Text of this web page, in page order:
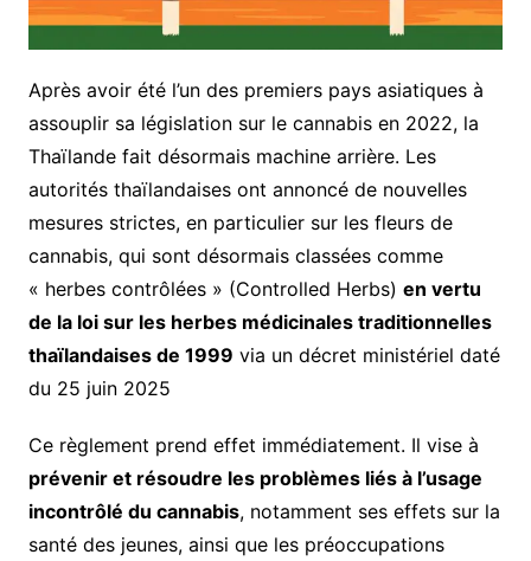
Après avoir été l’un des premiers pays asiatiques à
assouplir sa législation sur le cannabis en 2022, la
Thaïlande fait désormais machine arrière. Les
autorités thaïlandaises ont annoncé de nouvelles
mesures strictes, en particulier sur les fleurs de
cannabis, qui sont désormais classées comme
« herbes contrôlées » (Controlled Herbs) en vertu
de la loi sur les herbes médicinales traditionnelles
thaïlandaises de 1999 via un décret ministériel daté
du 25 juin 2025
Ce règlement prend effet immédiatement. Il vise à
prévenir et résoudre les problèmes liés à l’usage
incontrôlé du cannabis, notamment ses effets sur la
santé des jeunes, ainsi que les préoccupations